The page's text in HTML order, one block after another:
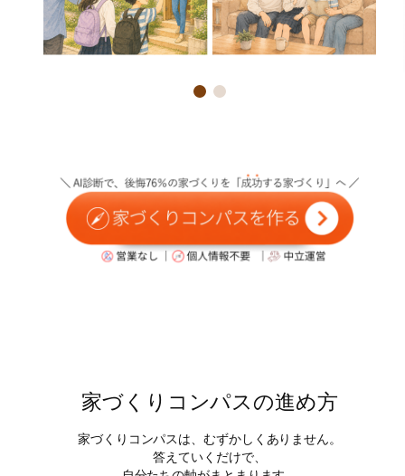
家づくりコンパスの進め方
家づくりコンパスは、むずかしくありません。
答えていくだけで、